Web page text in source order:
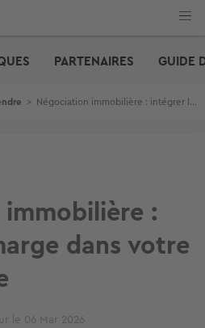
PARTENAIRES GUIDE
> Négociation immobilière : intégrer la marge dans votre prix de vente
:
dans votre
le 06 Mar 2026